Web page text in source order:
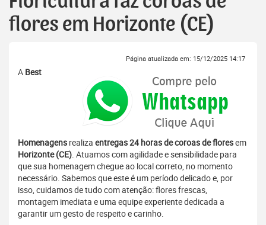
flores em Horizonte (CE)
Página atualizada em: 15/12/2025 14:17
A Best
Homenagens realiza entregas 24 horas de coroas de floresem
Horizonte (CE). Atuamos com agilidade e sensibilidade para
que sua homenagem chegue ao local correto, no momento
necessário. Sabemos que este é um período delicado e, por
isso, cuidamos de tudo com atenção: flores frescas,
montagem imediata e uma equipe experiente dedicada a
garantir um gesto de respeito e carinho.